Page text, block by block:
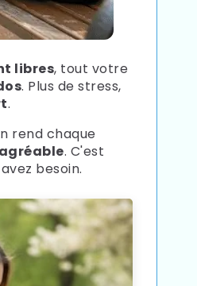
libres, tout votre
. Plus de stress,
.
rend chaque
. C'est
besoin.